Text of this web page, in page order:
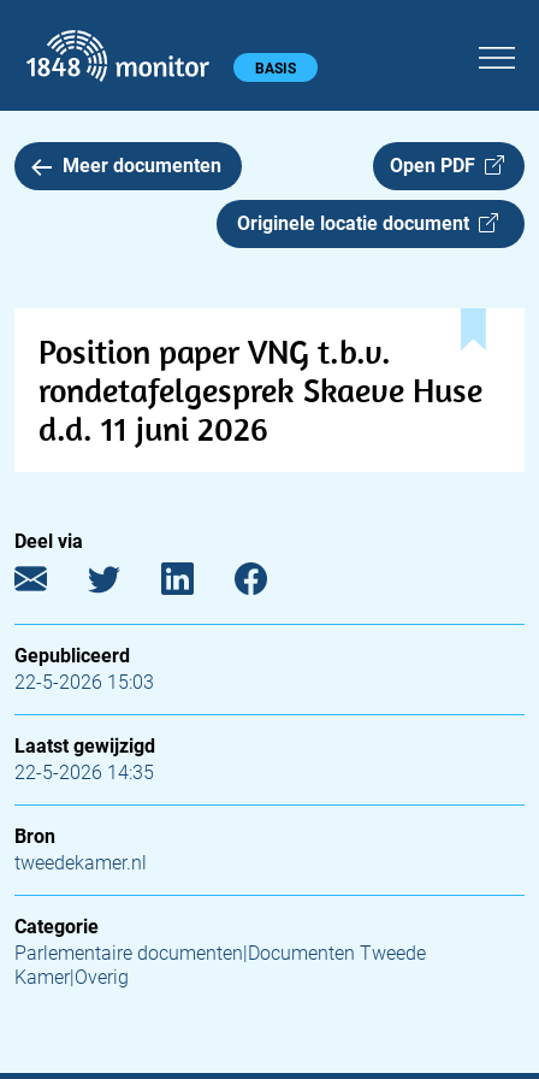
Hoofdmenu BASIS
Meer documenten Open PDF
Originele locatie document
Position paper VNG t.b.v.
rondetafelgesprek Skaeve Huse
d.d. 11 juni 2026
Deel via
Gepubliceerd
22-5-2026 15:03
Laatst gewijzigd
22-5-2026 14:35
Bron
tweedekamer.nl
Categorie
Parlementaire documenten|Documenten Tweede
Kamer|Overig